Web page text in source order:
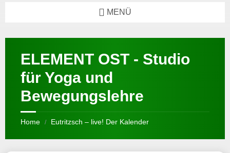
MENÜ
ELEMENT OST - Studio
für Yoga und
Bewegungslehre
Home / Eutritzsch – live! Der Kalender